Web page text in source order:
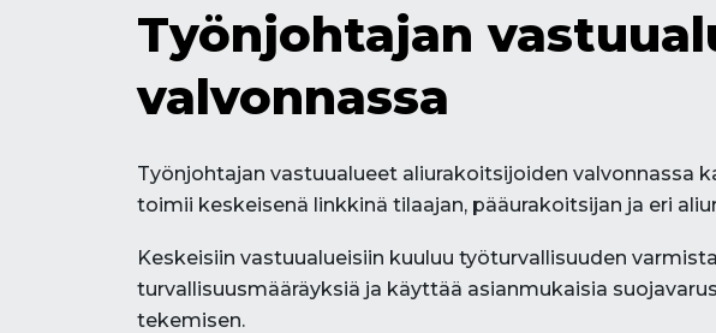
Työnjohtajan
valvonnassa
Työnjohtajan vastuualueet aliurakoitsijoiden valvonnassa
toimii keskeisenä linkkinä tilaajan, pääurakoitsijan ja eri
Keskeisiin vastuualueisiin kuuluu työturvallisuuden
turvallisuusmääräyksiä ja käyttää asianmukaisia
tekemisen.